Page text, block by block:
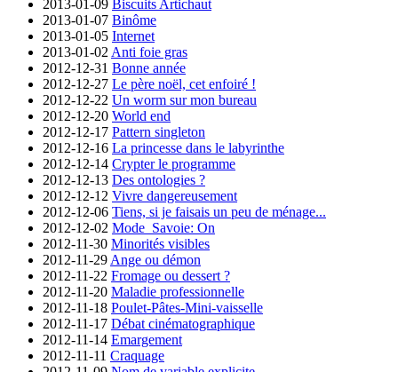
2013-01-09 Biscuits Artichaut
2013-01-07 Binôme
2013-01-05 Internet
2013-01-02 Anti foie gras
2012-12-31 Bonne année
2012-12-27 Le père noël, cet enfoiré !
2012-12-22 Un worm sur mon bureau
2012-12-20 World end
2012-12-17 Pattern singleton
2012-12-16 La princesse dans le labyrinthe
2012-12-14 Crypter le programme
2012-12-13 Des ontologies ?
2012-12-12 Vivre dangereusement
2012-12-06 Tiens, si je faisais un peu de ménage...
2012-12-02 Mode_Savoie: On
2012-11-30 Minorités visibles
2012-11-29 Ange ou démon
2012-11-22 Fromage ou dessert ?
2012-11-20 Maladie professionnelle
2012-11-18 Poulet-Pâtes-Mini-vaisselle
2012-11-17 Débat cinématographique
2012-11-14 Emargement
2012-11-11 Craquage